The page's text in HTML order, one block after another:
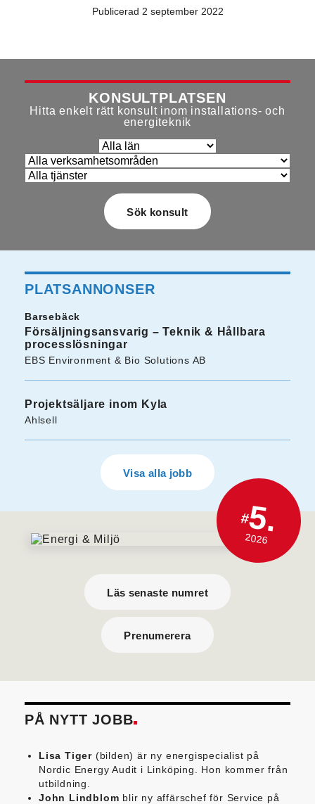
Publicerad 2 september 2022
KONSULTPLATSEN
Hitta enkelt rätt konsult inom installations- och
energiteknik
PLATSANNONSER
Barsebäck
Försäljningsansvarig – Teknik & Hållbara
processlösningar
EBS Environment & Bio Solutions AB
Projektsäljare inom Kyla
Ahlsell
Visa alla jobb
#5.
2026
Läs senaste numret
Prenumerera
PÅ NYTT JOBB
Lisa Tiger (bilden) är ny energispecialist på
Nordic Energy Audit i Linköping. Hon kommer från
utbildning.
John Lindblom blir ny affärschef för Service på